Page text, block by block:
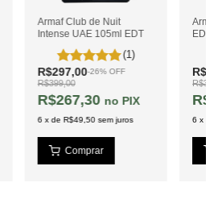
Armaf Club de Nuit
Intense UAE 105ml EDT
(1)
R$297,00-26% OFF
R$399,00
R$267,30 PIX
6 xde R$49,50 sem juros
EDP
6 x